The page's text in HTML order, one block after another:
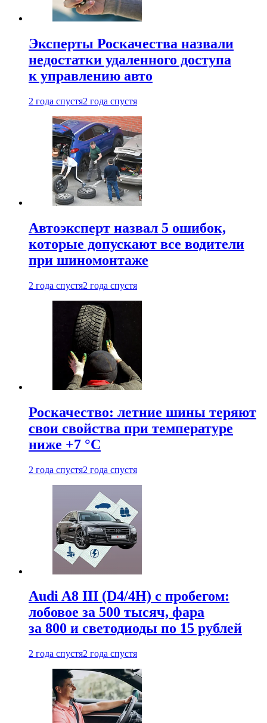
Эксперты Роскачества назвали
недостатки удаленного доступа
к управлению авто
2 года спустя2 года спустя
Автоэксперт назвал 5 ошибок,
которые допускают все водители
при шиномонтаже
2 года спустя2 года спустя
Роскачество: летние шины теряют
свои свойства при температуре
ниже +7 °C
2 года спустя2 года спустя
Audi A8 III (D4/4H) c пробегом:
лобовое за 500 тысяч, фара
за 800 и светодиоды по 15 рублей
2 года спустя2 года спустя